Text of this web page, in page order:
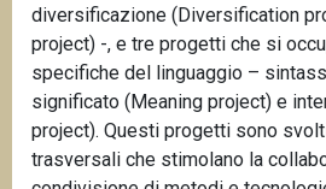
diversificazione (Diversification
project) -, e tre progetti che si
specifiche del linguaggio –
significato (Meaning project) e
project). Questi progetti sono
trasversali che stimolano la